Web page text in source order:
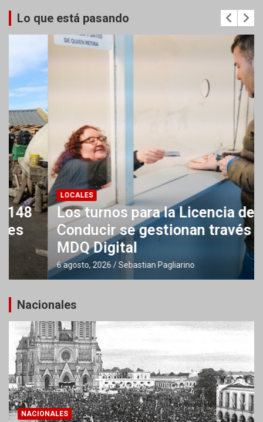
Lo que está pasando
LOCALES
Los turnos para la Licencia de
Conducir se gestionan través de
MDQ Digital
6 agosto, 2026 Sebastian Pagliarino
Nacionales
NACIONALES